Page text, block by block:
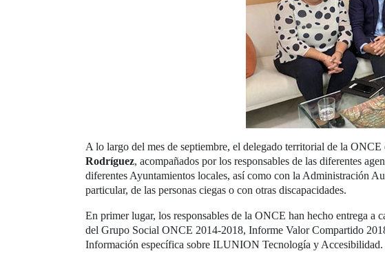
A lo largo del mes de septiembre, el delegado territorial de la
Rodríguez, acompañados por los responsables de las diferentes
diferentes Ayuntamientos locales, así como con la Administración
particular, de las personas ciegas o con otras discapacidades.
En primer lugar, los responsables de la ONCE han hecho entrega a
del Grupo Social ONCE 2014-2018, Informe Valor Compartido
Información específica sobre ILUNION Tecnología y Accesibilidad.